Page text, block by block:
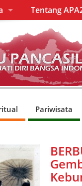
Tentang
Pariwisata